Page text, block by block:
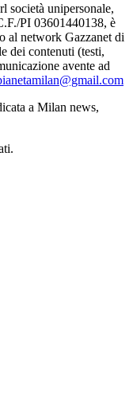
società unipersonale,
PI 03601440138, è
al network Gazzanet di
dei contenuti (testi,
avente ad
a Milan news,